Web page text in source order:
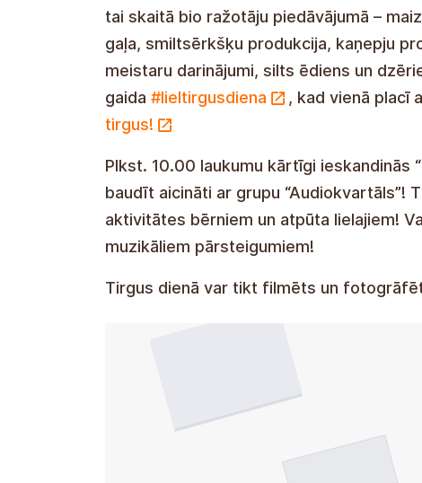
tai skaitā bio ražotāju piedāvājumā –
gaļa, smiltsērkšķu produkcija, kaņepju
meistaru darinājumi, silts ēdiens un
gaida #lieltirgusdiena , kad vienā placī
tirgus!
Plkst. 10.00 laukumu kārtīgi ieskandinās
baudīt aicināti ar grupu “Audiokvartāls”!
aktivitātes bērniem un atpūta lielajiem!
muzikāliem pārsteigumiem!
Tirgus dienā var tikt filmēts un